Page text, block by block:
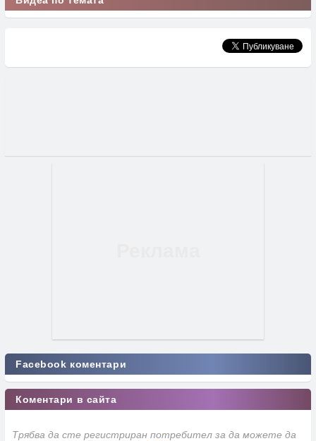
Facebook коментари
Коментари в сайта
Трябва да сте регистриран потребител за да можете да